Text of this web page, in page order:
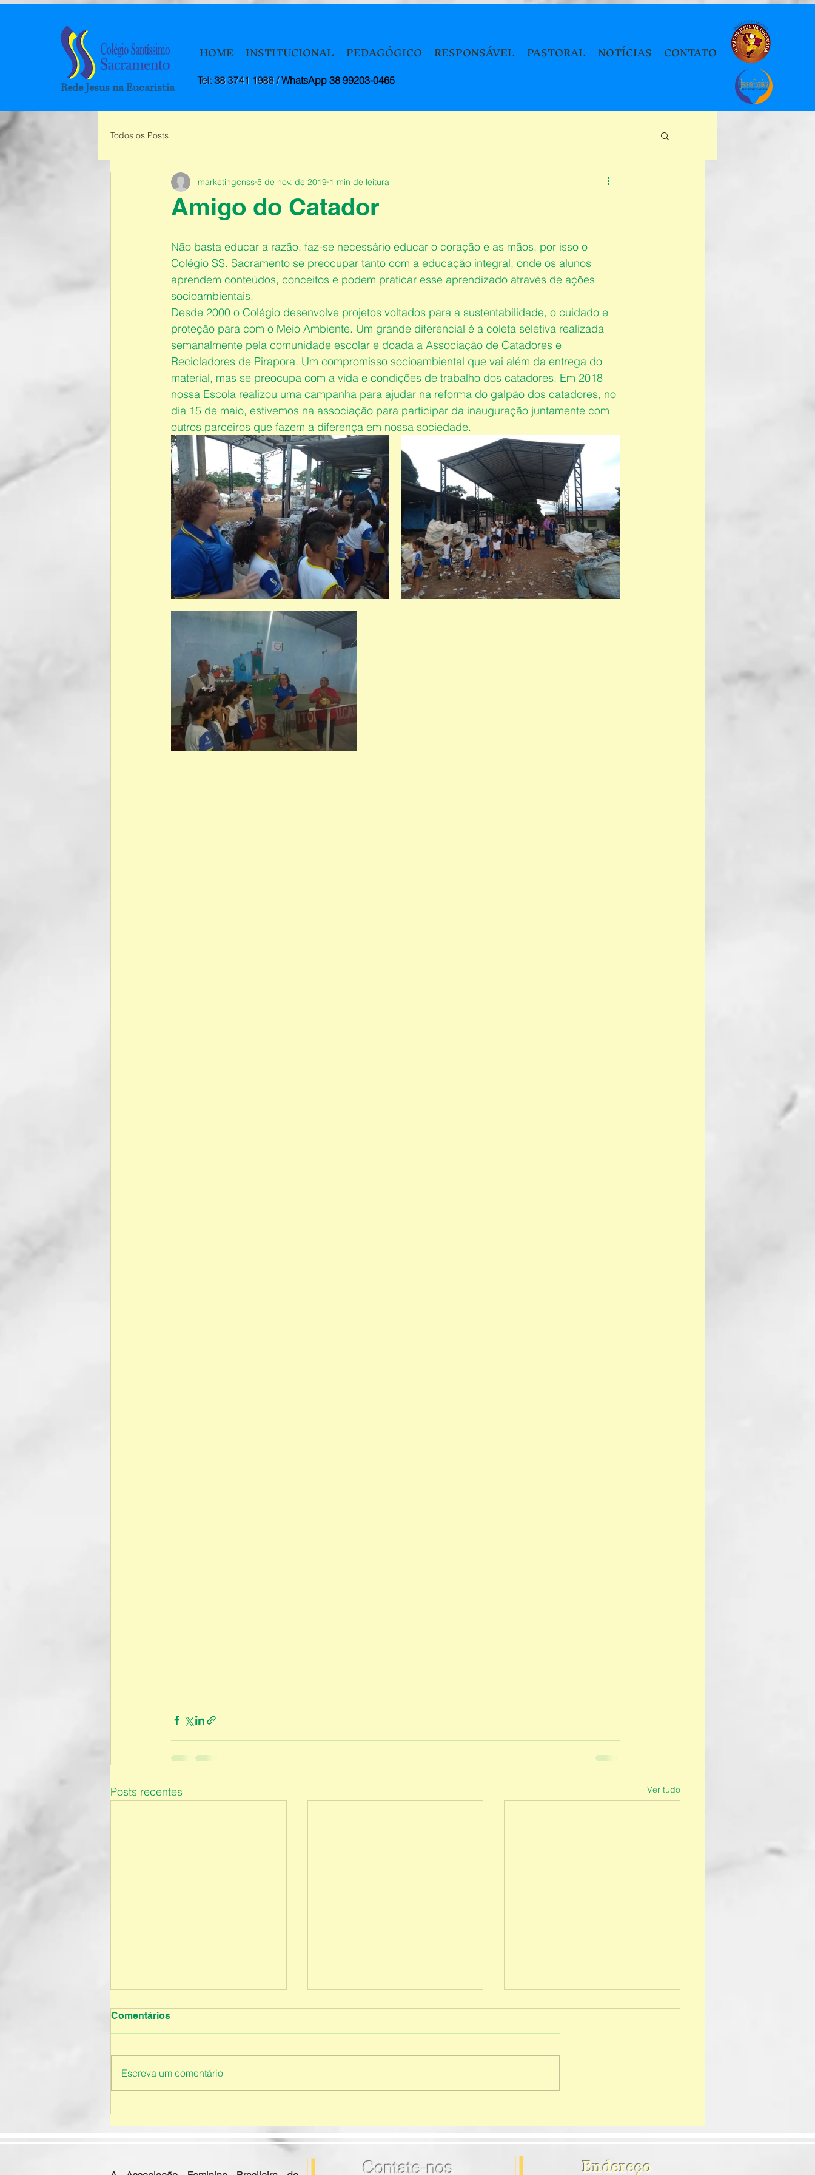
Rede Jesus na Eucaristia
HOME INSTITUCIONAL PEDAGÓGICO RESPONSÁVEL PASTORAL NOTÍCIAS CONTATO
Tel: 38 3741 1988 /WhatsApp 38 99203-0465
Todos os Posts
Amigo do Catador
marketingcnss 5 de nov. de 2019 1 min de leitura
Não basta educar a razão, faz-se necessário educar o coração e as mãos, por isso o
Colégio SS. Sacramento se preocupar tanto com a educação integral, onde os alunos
aprendem conteúdos, conceitos e podem praticar esse aprendizado através de ações
socioambientais.
Desde 2000 o Colégio desenvolve projetos voltados para a sustentabilidade, o cuidado e
proteção para com o Meio Ambiente. Um grande diferencial é a coleta seletiva realizada
semanalmente pela comunidade escolar e doada a Associação de Catadores e
Recicladores de Pirapora. Um compromisso socioambiental que vai além da entrega do
material, mas se preocupa com a vida e condições de trabalho dos catadores. Em 2018
nossa Escola realizou uma campanha para ajudar na reforma do galpão dos catadores, no
dia 15 de maio, estivemos na associação para participar da inauguração juntamente com
outros parceiros que fazem a diferença em nossa sociedade.
Posts recentes Ver tudo
Comentários
Escreva um comentário
Contate-nos Endereço